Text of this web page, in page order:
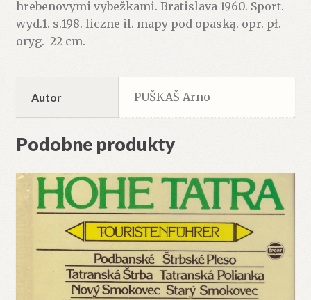
hreben)
so
vsetkymi
vybežkami.
hrebenovymi vybežkami. Bratislava 1960. Sport.
wyd.1. s.198. liczne il. mapy pod opaską. opr. pł.
oryg. 22 cm.
Autor PUŠKAŠ Arno
Podobne produkty